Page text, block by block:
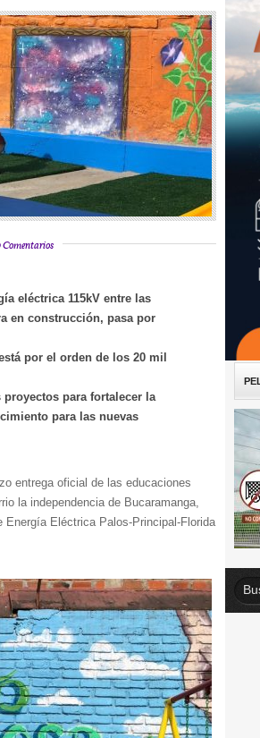
eléctrica 115kV entre las
en construcción, pasa por
por el orden de los 20 mil
para fortalecer la
para las nuevas
entrega oficial de las educaciones
la independencia de Bucaramanga,
Energía Eléctrica Palos-Principal-Florida